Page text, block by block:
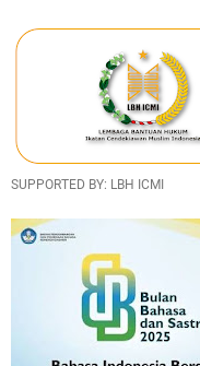
SUPPORTED BY: LBH ICMI